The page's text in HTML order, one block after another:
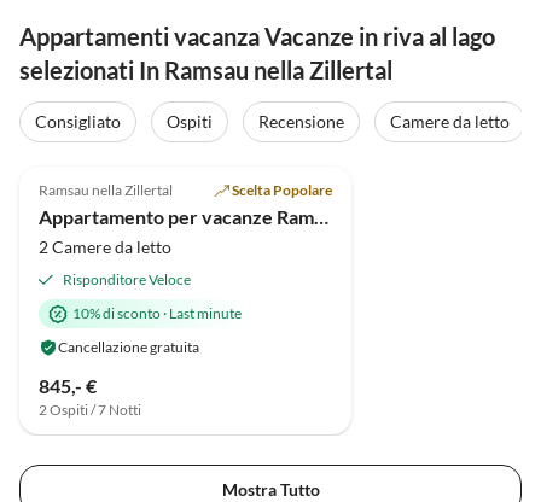
Appartamenti vacanza Vacanze in riva al lago
selezionati In Ramsau nella Zillertal
Consigliato Ospiti Recensione
Camere da letto
Ramsau nella Zillertal Scelta Popolare
2 Camere da letto
Risponditore Veloce
10% di sconto· Last minute
Cancellazione gratuita
845,- €
2 Ospiti / 7 Notti
Mostra Tutto